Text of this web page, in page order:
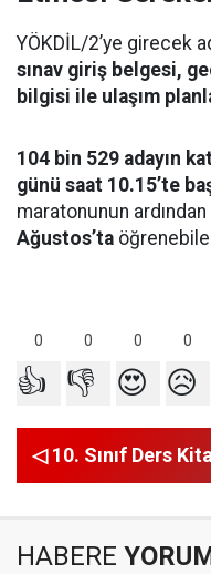
YÖKDİL/2’ye girecek
sınav giriş belgesi,
bilgisi ile ulaşım
104 bin 529 adayın
günü saat 10.15’te
maratonunun ardından
Ağustos’ta
0 0 0 0
👍 👎 😍 😥
◁ 10. Sınıf Ders
HABERE